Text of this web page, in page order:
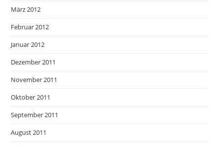
März 2012
Februar 2012
Januar 2012
Dezember 2011
November 2011
Oktober 2011
September 2011
August 2011